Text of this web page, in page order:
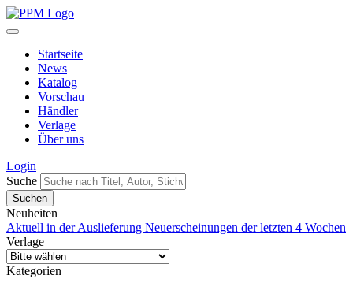
Startseite
News
Katalog
Vorschau
Händler
Verlage
Über uns
Login
Suche
Neuheiten
Aktuell in der Auslieferung Neuerscheinungen der letzten 4 Wochen
Verlage
Kategorien